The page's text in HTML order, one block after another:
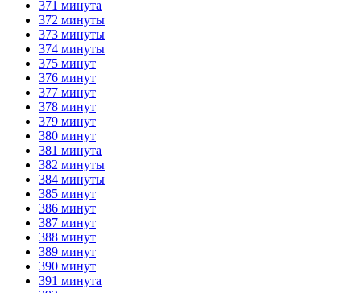
371 минута
372 минуты
373 минуты
374 минуты
375 минут
376 минут
377 минут
378 минут
379 минут
380 минут
381 минута
382 минуты
384 минуты
385 минут
386 минут
387 минут
388 минут
389 минут
390 минут
391 минута